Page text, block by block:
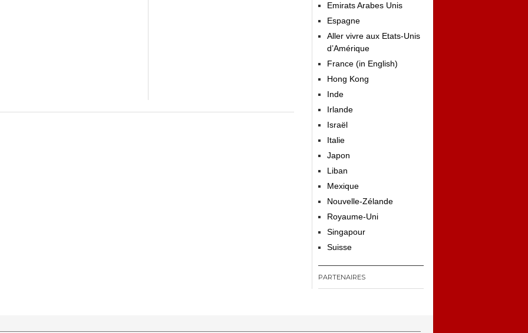
Emirats Arabes Unis
Espagne
Aller vivre aux Etats-Unis
d’Amérique
France (in English)
Hong Kong
Inde
Irlande
Israël
Italie
Japon
Liban
Mexique
Nouvelle-Zélande
Royaume-Uni
Singapour
Suisse
PARTENAIRES